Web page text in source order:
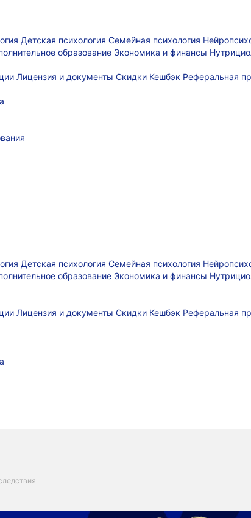
Детская психология Семейная психология
образование Экономика и финансы
Лицензия и документы Скидки Кешбэк Реферальная
Детская психология Семейная психология
образование Экономика и финансы
Лицензия и документы Скидки Кешбэк Реферальная